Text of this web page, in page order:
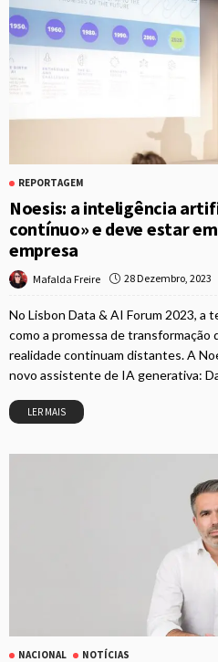
REPORTAGEM
Noesis: a inteligência
contínuo» e deve estar
empresa
Mafalda Freire 28 Dezembro, 2023
No Lisbon Data & AI Forum 2023, a
como a promessa de transformação
realidade continuam distantes. A
novo assistente de IA generativa:
LER MAIS
NACIONAL NOTÍCIAS